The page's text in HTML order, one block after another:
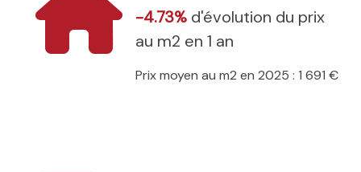
-4.73% d'évolution du prix
au m2 en 1 an
Prix moyen au m2 en 2025 : 1 691 €